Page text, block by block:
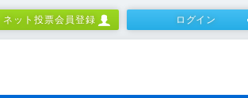
ネット投票会員登録 ログイン